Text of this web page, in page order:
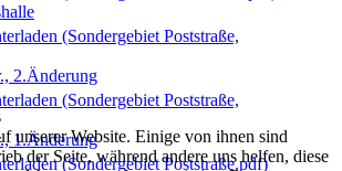
2.Änderung
1.Änderung
unserer Website. Einige von ihnen sind
der Seite, während andere uns helfen, diese